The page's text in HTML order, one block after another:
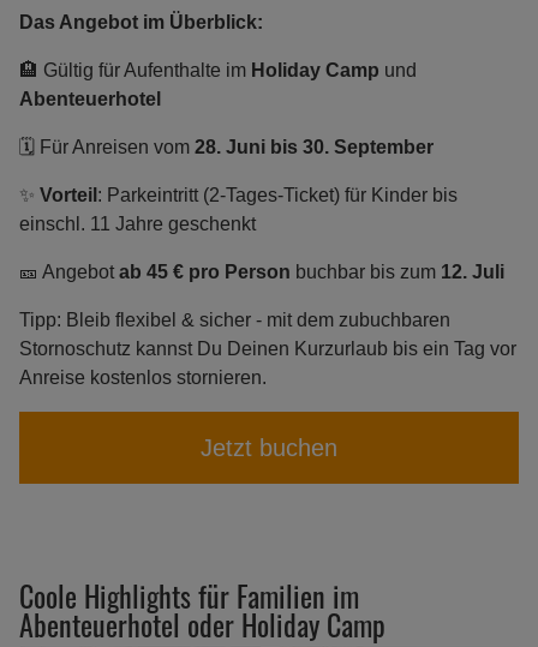
Das Angebot im Überblick:
🏨 Gültig für Aufenthalte im Holiday Camp und
Abenteuerhotel
🗓️ Für Anreisen vom 28. Juni bis 30. September
✨ Vorteil : Parkeintritt (2-Tages-Ticket) für Kinder bis
einschl. 11 Jahre geschenkt
🎫 Angebot ab 45 € pro Person buchbar bis zum 12. Juli
Tipp: Bleib flexibel & sicher - mit dem zubuchbaren
Stornoschutz kannst Du Deinen Kurzurlaub bis ein Tag vor
Anreise kostenlos stornieren.
Jetzt buchen
Coole Highlights für Familien im
Abenteuerhotel oder Holiday Camp